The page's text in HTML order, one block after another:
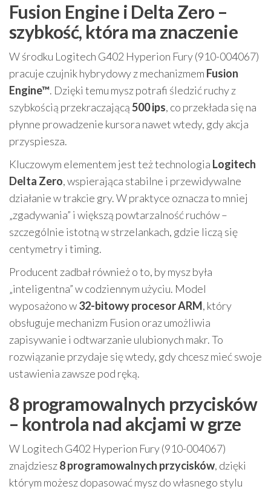
Fusion Engine i Delta Zero –
szybkość, która ma znaczenie
W środku Logitech G402 Hyperion Fury (910-004067)
pracuje czujnik hybrydowy z mechanizmem Fusion
Engine™. Dzięki temu mysz potrafi śledzić ruchy z
szybkością przekraczającą500 ips, co przekłada się na
płynne prowadzenie kursora nawet wtedy, gdy akcja
przyspiesza.
Kluczowym elementem jest też technologia Logitech
Delta Zero, wspierająca stabilne i przewidywalne
działanie w trakcie gry. W praktyce oznacza to mniej
„zgadywania” i większą powtarzalność ruchów –
szczególnie istotną w strzelankach, gdzie liczą się
centymetry i timing.
Producent zadbał również o to, by mysz była
„inteligentna” w codziennym użyciu. Model
wyposażono w32-bitowy procesor ARM, który
obsługuje mechanizm Fusion oraz umożliwia
zapisywanie i odtwarzanie ulubionych makr. To
rozwiązanie przydaje się wtedy, gdy chcesz mieć swoje
ustawienia zawsze pod ręką.
8 programowalnych przycisków
– kontrola nad akcjami w grze
W Logitech G402 Hyperion Fury (910-004067)
znajdziesz8 programowalnych przycisków, dzięki
którym możesz dopasować mysz do własnego stylu